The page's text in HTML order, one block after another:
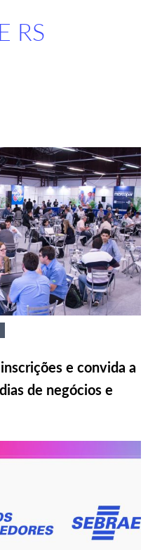
RS
e convida a
de negócios e